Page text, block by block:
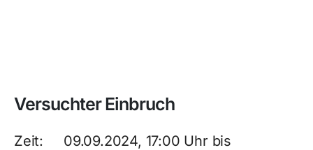
Versuchter Einbruch
Zeit: 09.09.2024, 17:00 Uhr bis